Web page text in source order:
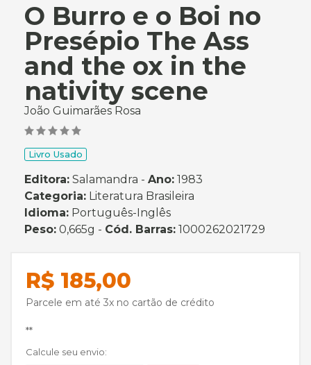
O Burro e o Boi no
Presépio The Ass
and the ox in the
nativity scene
João Guimarães Rosa
Livro Usado
Editora: Salamandra - Ano: 1983
Categoria: Literatura Brasileira
Idioma: Português-Inglês
Peso: 0,665g - Cód. Barras: 1000262021729
R$ 185,00
Parcele em até 3x no cartão de crédito
**
Calcule seu envio: